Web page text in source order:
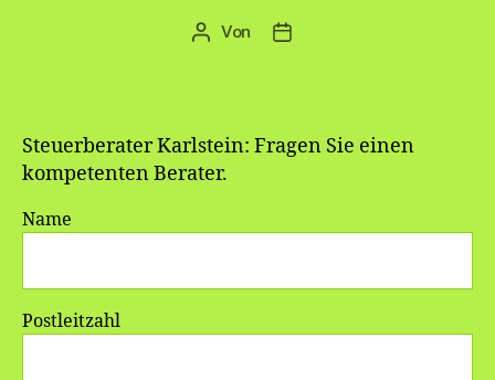
Beitragsautor
Von Veröffentlichungsdatum
Steuerberater Karlstein: Fragen Sie einen
kompetenten Berater.
Name
Postleitzahl